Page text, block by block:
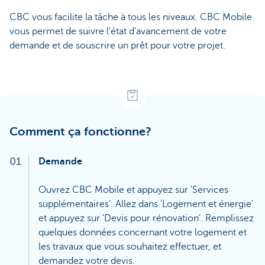
CBC vous facilite la tâche à tous les niveaux. CBC Mobile
vous permet de suivre l'état d'avancement de votre
demande et de souscrire un prêt pour votre projet.
Comment ça fonctionne?
01 Demande
Ouvrez CBC Mobile et appuyez sur 'Services
supplémentaires'. Allez dans 'Logement et énergie'
et appuyez sur 'Devis pour rénovation'. Remplissez
quelques données concernant votre logement et
les travaux que vous souhaitez effectuer, et
demandez votre devis.